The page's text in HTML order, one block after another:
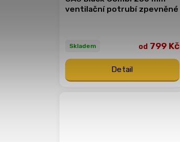
ventilační potrubí zpevněné
Skladem od799 Kč
Detail